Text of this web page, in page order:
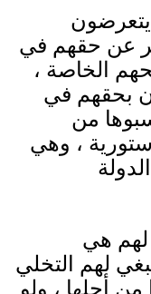
يتعرضون
عن حقهم في
الخاصة ،
بحقهم في
من
، وهي
لهم هي
لهم التخلي
من أجلها ، ولو